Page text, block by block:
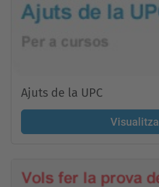
Ajuts de la UPC
Visualitza